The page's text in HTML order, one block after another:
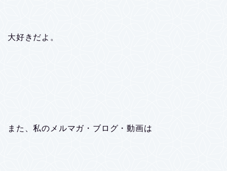
大好きだよ。
また、私のメルマガ・ブログ・動画は